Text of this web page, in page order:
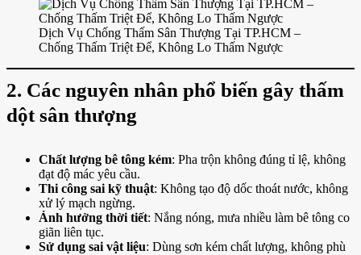
Dịch Vụ Chống Thấm Sân Thượng Tại TP.HCM –
Chống Thấm Triệt Để, Không Lo Thấm Ngược
2. Các nguyên nhân phổ biến gây thấm
dột sân thượng
Chất lượng bê tông kém: Pha trộn không đúng tỉ lệ, không
đạt độ mác yêu cầu.
Thi công sai kỹ thuật: Không tạo độ dốc thoát nước, không
xử lý mạch ngừng.
Ảnh hưởng thời tiết: Nắng nóng, mưa nhiều làm bê tông co
giãn liên tục.
Sử dụng sai vật liệu: Dùng sơn kém chất lượng, không phù